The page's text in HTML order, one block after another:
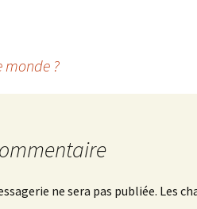
monde ?
ne sera pas publiée. Les